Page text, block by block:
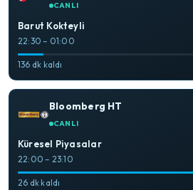
CANLI
Barut Kokteyli
22:30 – 01:00
136 dk kaldı
Bloomberg HT
CANLI
Küresel Piyasalar
22:00 – 23:10
26 dk kaldı